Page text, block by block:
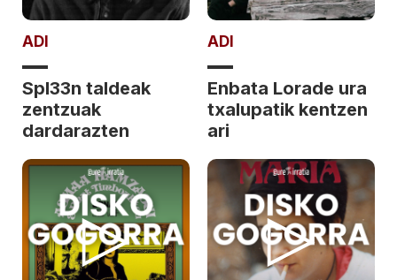
ADI
Spl33n taldeak
zentzuak
dardarazten
ADI
Enbata Lorade ura
txalupatik kentzen
ari